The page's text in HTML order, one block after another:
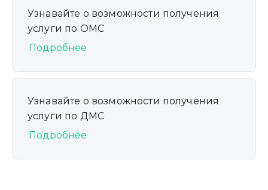
Узнавайте о возможности получения
услуги по ОМС
Подробнее
Узнавайте о возможности получения
услуги по ДМС
Подробнее